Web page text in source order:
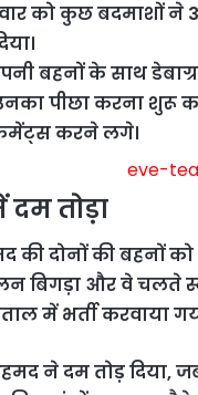
को कुछ बदमाशों
बहनों के साथ
पीछा करना शुरू
करने लगे।
तोड़ा
की दोनों की बहनों
बिगड़ा और वे चलते
में भर्ती करवाया
ने दम तोड़ दिया,